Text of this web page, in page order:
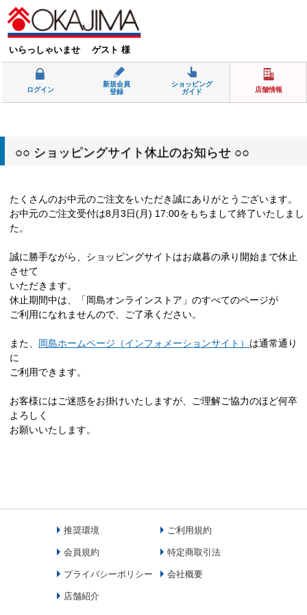
いらっしゃいませ ゲスト 様
ログイン
新規会員
登録
ショッピング
ガイド
店舗情報
○○ ショッピングサイト休止のお知らせ ○○
たくさんのお中元のご注文をいただき誠にありがとうございます。
お中元のご注文受付は8月3日(月) 17:00をもちまして終了いたしまし
た。
誠に勝手ながら、ショッピングサイトはお歳暮の承り開始まで休止
させて
いただきます。
休止期間中は、「岡島オンラインストア」のすべてのページが
ご利用になれませんので、ご了承ください。
また、 岡島ホームページ（インフォメーションサイト） は通常通り
に
ご利用できます。
お客様にはご迷惑をお掛けいたしますが、ご理解ご協力のほど何卒
よろしく
お願いいたします。
推奨環境 ご利用規約
会員規約 特定商取引法
プライバシーポリシー 会社概要
店舗紹介